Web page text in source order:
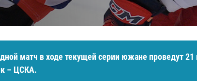
матч в ходе текущей серии южане проведут
– ЦСКА.